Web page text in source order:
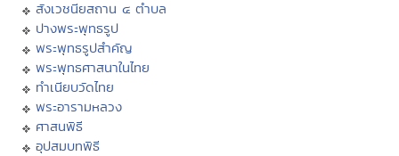
สังเวชนียสถาน ๔ ตำบล
ปางพระพุทธรูป
พระพุทธรูปสำคัญ
พระพุทธศาสนาในไทย
ทำเนียบวัดไทย
พระอารามหลวง
ศาสนพิธี
อุปสมบทพิธี